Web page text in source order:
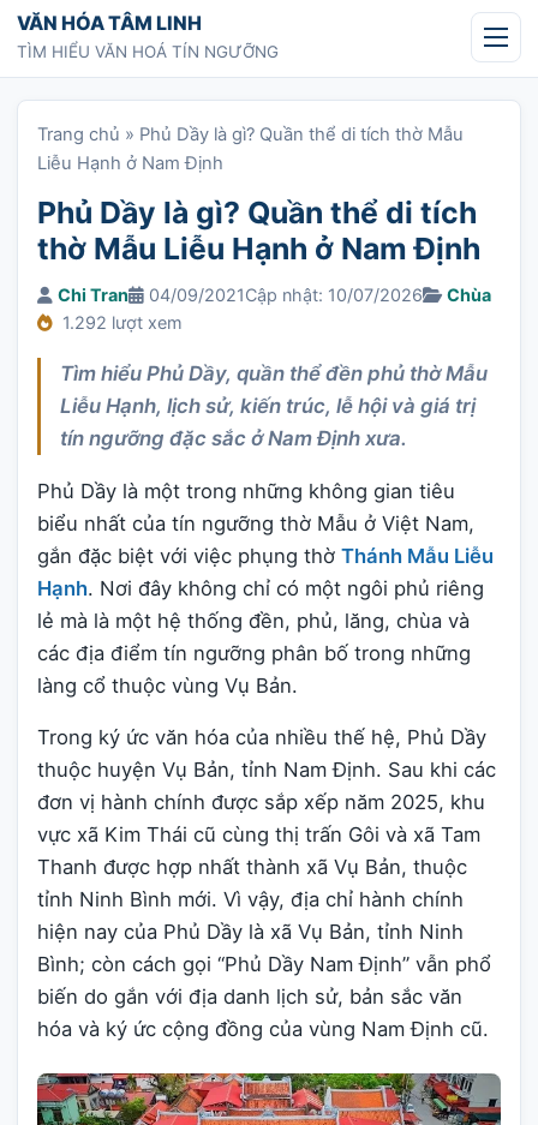
Chuyển tới nội dung
VĂN HÓA TÂM LINH
TÌM HIỂU VĂN HOÁ TÍN NGƯỠNG
Trang chủ » Phủ Dầy là gì? Quần thể di tích thờ Mẫu
Liễu Hạnh ở Nam Định
Phủ Dầy là gì? Quần thể di tích
thờ Mẫu Liễu Hạnh ở Nam Định
Chi Tran 04/09/2021Cập nhật: 10/07/2026
Chùa
1.292 lượt xem
Tìm hiểu Phủ Dầy, quần thể đền phủ thờ Mẫu
Liễu Hạnh, lịch sử, kiến trúc, lễ hội và giá trị
tín ngưỡng đặc sắc ở Nam Định xưa.
Phủ Dầy là một trong những không gian tiêu
biểu nhất của tín ngưỡng thờ Mẫu ở Việt Nam,
gắn đặc biệt với việc phụng thờ Thánh Mẫu Liễu
Hạnh. Nơi đây không chỉ có một ngôi phủ riêng
lẻ mà là một hệ thống đền, phủ, lăng, chùa và
các địa điểm tín ngưỡng phân bố trong những
làng cổ thuộc vùng Vụ Bản.
Trong ký ức văn hóa của nhiều thế hệ, Phủ Dầy
thuộc huyện Vụ Bản, tỉnh Nam Định. Sau khi các
đơn vị hành chính được sắp xếp năm 2025, khu
vực xã Kim Thái cũ cùng thị trấn Gôi và xã Tam
Thanh được hợp nhất thành xã Vụ Bản, thuộc
tỉnh Ninh Bình mới. Vì vậy, địa chỉ hành chính
hiện nay của Phủ Dầy là xã Vụ Bản, tỉnh Ninh
Bình; còn cách gọi “Phủ Dầy Nam Định” vẫn phổ
biến do gắn với địa danh lịch sử, bản sắc văn
hóa và ký ức cộng đồng của vùng Nam Định cũ.